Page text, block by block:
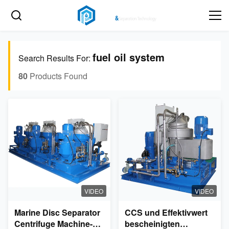
Search Results For: fuel oil system
80 Products Found
VIDEO
Marine Disc Separator
Centrifuge Machine-
VIDEO
CCS und Effektivwert
bescheinigten